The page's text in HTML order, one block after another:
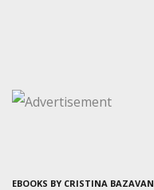
EBOOKS BY CRISTINA BAZAVAN